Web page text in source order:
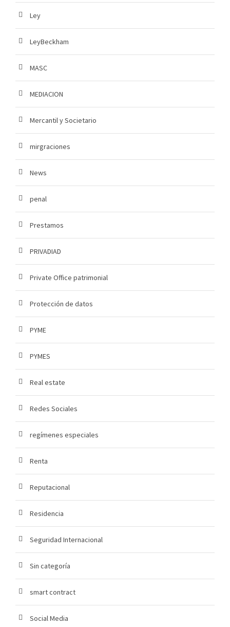
Ley
LeyBeckham
MASC
MEDIACION
Mercantil y Societario
mirgraciones
News
penal
Prestamos
PRIVADIAD
Private Office patrimonial
Protección de datos
PYME
PYMES
Real estate
Redes Sociales
regímenes especiales
Renta
Reputacional
Residencia
Seguridad Internacional
Sin categoría
smart contract
Social Media